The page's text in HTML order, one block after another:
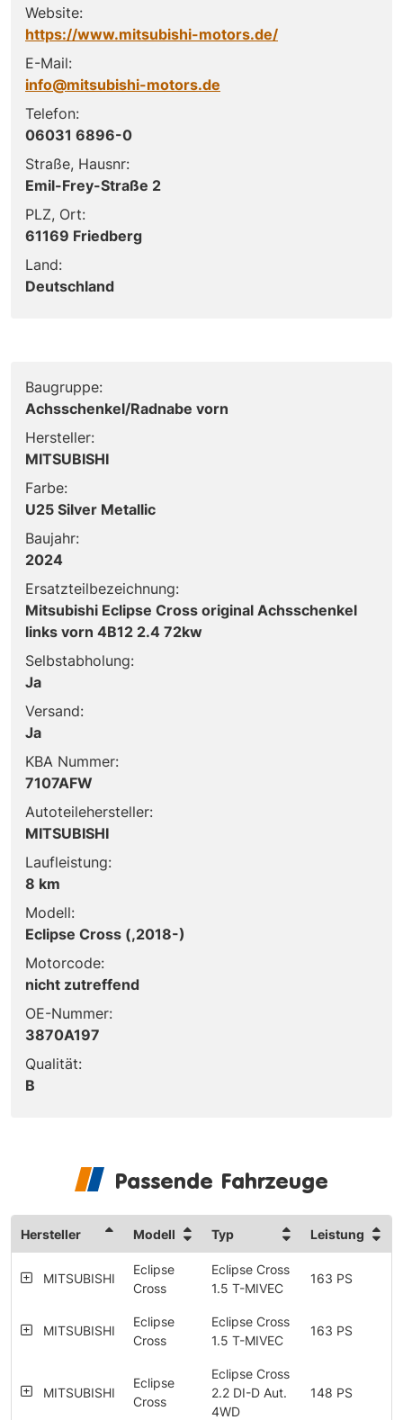
Website:
https://www.mitsubishi-motors.de/
E-Mail:
info@mitsubishi-motors.de
Telefon:
06031 6896-0
Straße, Hausnr:
Emil-Frey-Straße 2
PLZ, Ort:
61169 Friedberg
Land:
Deutschland
Baugruppe:
Achsschenkel/Radnabe vorn
Hersteller:
MITSUBISHI
Farbe:
U25 Silver Metallic
Baujahr:
2024
Ersatzteilbezeichnung:
Mitsubishi Eclipse Cross original Achsschenkel
links vorn 4B12 2.4 72kw
Selbstabholung:
Ja
Versand:
Ja
KBA Nummer:
7107AFW
Autoteilehersteller:
MITSUBISHI
Laufleistung:
8 km
Modell:
Eclipse Cross (,2018-)
Motorcode:
nicht zutreffend
OE-Nummer:
3870A197
Qualität:
B
Passende Fahrzeuge
Hersteller Modell Typ Leistung
MITSUBISHI
Eclipse
Cross
Eclipse Cross
1.5 T-MIVEC
163 PS
MITSUBISHI
Eclipse
Cross
Eclipse Cross
1.5 T-MIVEC
163 PS
MITSUBISHI
Eclipse
Cross
Eclipse Cross
2.2 DI-D Aut.
4WD
148 PS